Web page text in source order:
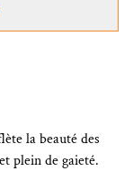
la beauté des
plein de gaieté.